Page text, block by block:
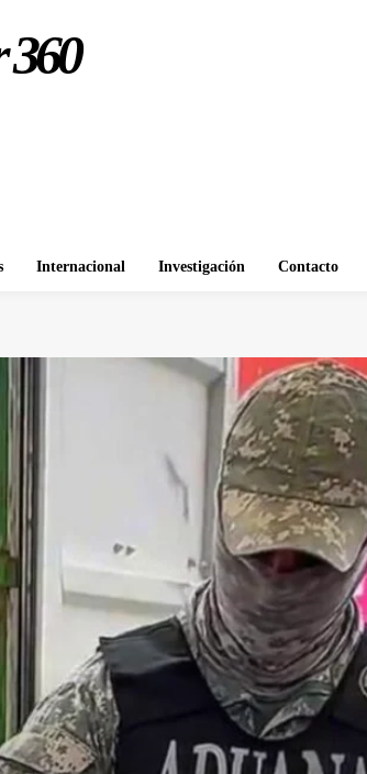
Internacional Investigación Contacto